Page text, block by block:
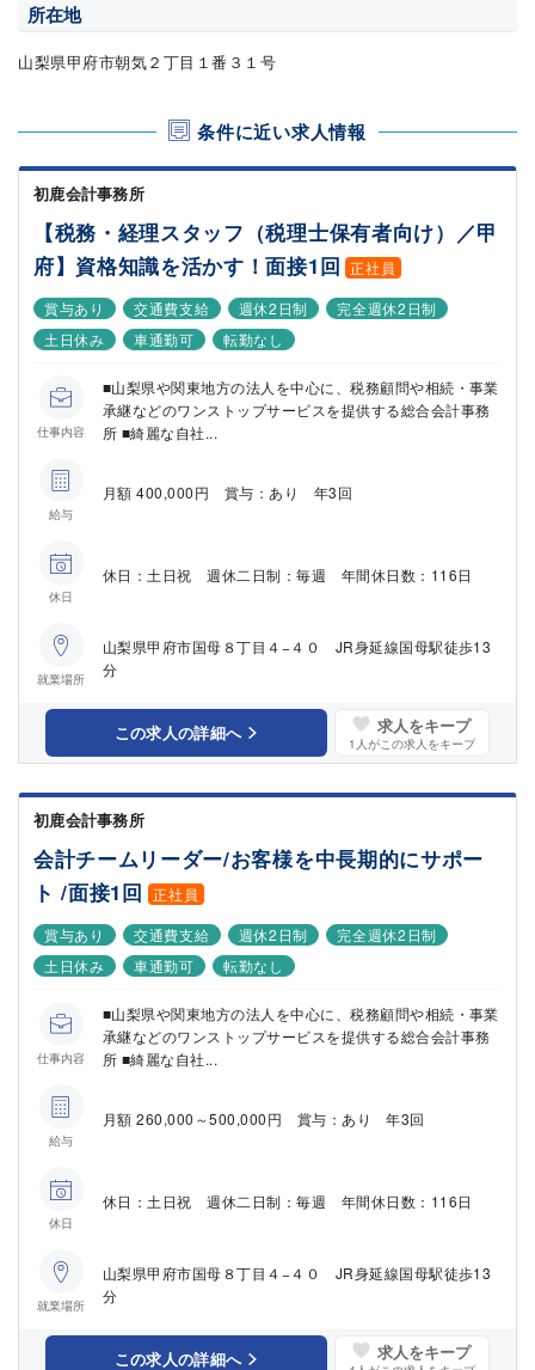
所在地
山梨県甲府市朝気２丁目１番３１号
条件に近い求人情報
初鹿会計事務所
【税務・経理スタッフ（税理士保有者向け）／甲
府】資格知識を活かす！面接1回 正社員
賞与あり
交通費支給 週休2日制
完全週休2日制
土日休み
車通勤可 転勤なし
仕事内容
■山梨県や関東地方の法人を中心に、税務顧問や相続・事業
承継などのワンストップサービスを提供する総合会計事務
所 ■綺麗な自社...
給与
月額 400,000円 賞与：あり 年3回
休日
休日：土日祝 週休二日制：毎週 年間休日数：116日
就業場所
山梨県甲府市国母８丁目４−４０ JR身延線国母駅徒歩13
分
この求人の詳細へ 求人をキープ
1 人がこの求人をキープ
初鹿会計事務所
会計チームリーダー/お客様を中長期的にサポー
ト /面接1回 正社員
賞与あり
交通費支給 週休2日制
完全週休2日制
土日休み
車通勤可 転勤なし
仕事内容
■山梨県や関東地方の法人を中心に、税務顧問や相続・事業
承継などのワンストップサービスを提供する総合会計事務
所 ■綺麗な自社...
給与
月額 260,000～500,000円 賞与：あり 年3回
休日
休日：土日祝 週休二日制：毎週 年間休日数：116日
就業場所
山梨県甲府市国母８丁目４−４０ JR身延線国母駅徒歩13
分
この求人の詳細へ 求人をキープ